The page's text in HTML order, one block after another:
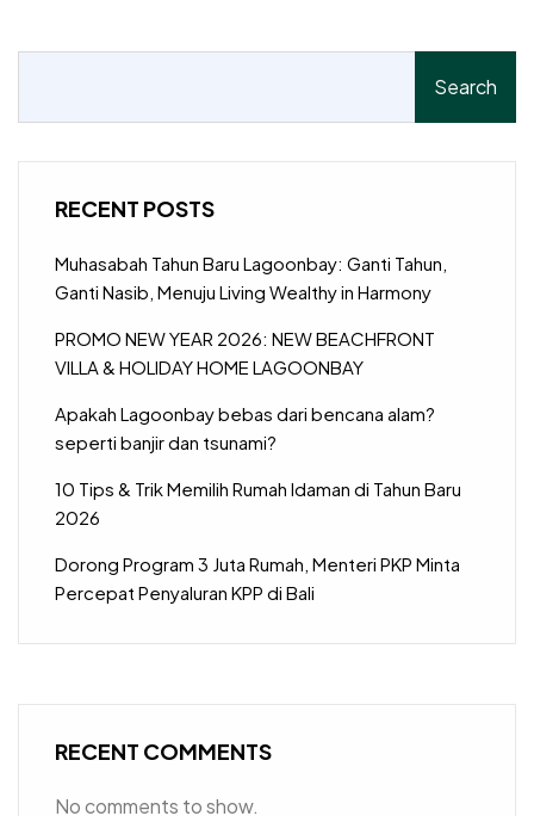
Search
RECENT POSTS
Muhasabah Tahun Baru Lagoonbay: Ganti Tahun,
Ganti Nasib, Menuju Living Wealthy in Harmony
PROMO NEW YEAR 2026: NEW BEACHFRONT
VILLA & HOLIDAY HOME LAGOONBAY
Apakah Lagoonbay bebas dari bencana alam?
seperti banjir dan tsunami?
10 Tips & Trik Memilih Rumah Idaman di Tahun Baru
2026
Dorong Program 3 Juta Rumah, Menteri PKP Minta
Percepat Penyaluran KPP di Bali
RECENT COMMENTS
No comments to show.